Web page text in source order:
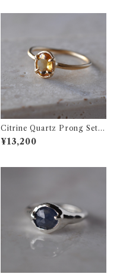
Citrine Quartz Prong Setti
ng ring シトリン リング
¥13,200